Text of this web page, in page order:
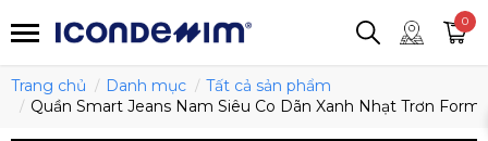
0
Trang chủ Danh mục
Tất cả sản phẩm
Quần Smart Jeans Nam Siêu Co Dãn Xanh Nhạt Trơn Form